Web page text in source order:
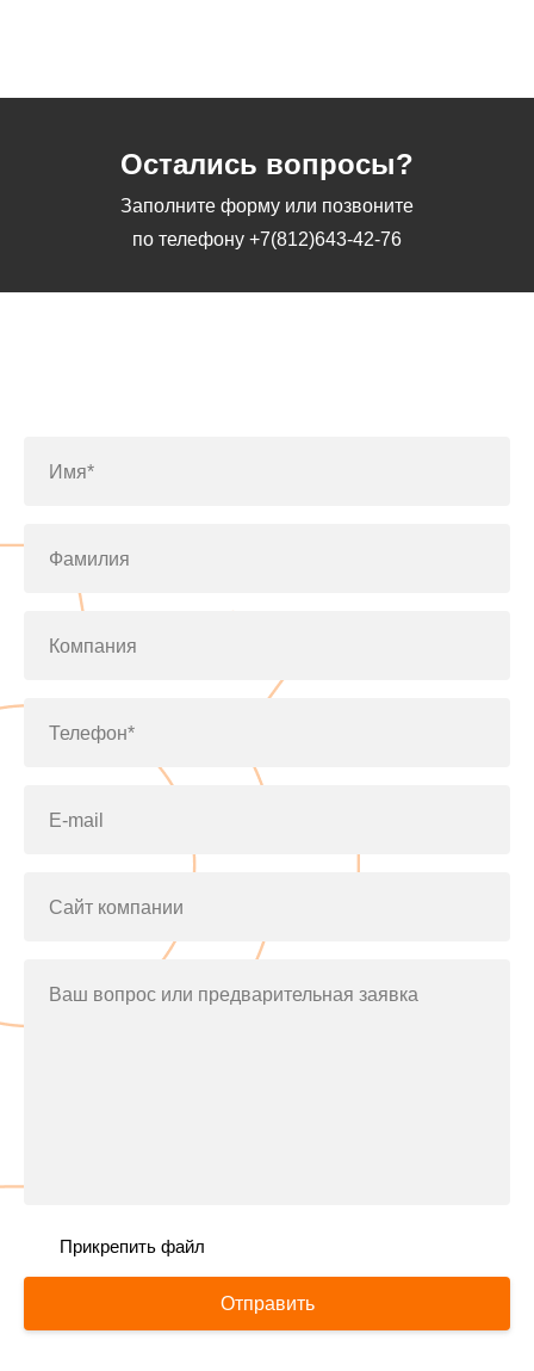
Остались вопросы?
Заполните форму или позвоните
по телефону +7(812)643-42-76
Имя*
Фамилия
Компания
Телефон*
E-mail
Сайт компании
Ваш вопрос или предварительная заявка
Прикрепить файл
Отправить